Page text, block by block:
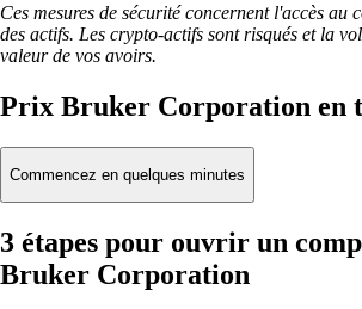
Ces mesures de sécurité concernent l'accès au
des actifs. Les crypto-actifs sont risqués et la
valeur de vos avoirs.
Prix Bruker Corporation en
Commencez en quelques minutes
3 étapes pour ouvrir un
Bruker Corporation